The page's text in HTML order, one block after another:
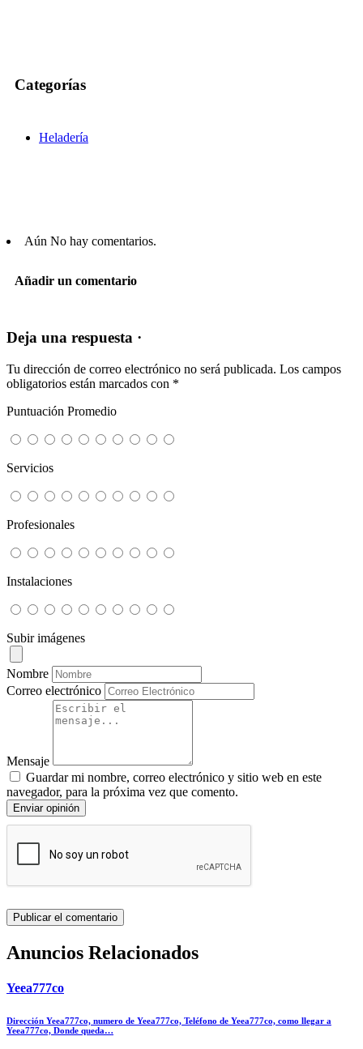
Categorías
Heladería
Aún No hay comentarios.
Añadir un comentario
Deja una respuesta ·
Tu dirección de correo electrónico no será publicada. Los campos
obligatorios están marcados con *
Puntuación Promedio
Servicios
Profesionales
Instalaciones
Subir imágenes
Nombre
Correo electrónico
Mensaje
Guardar mi nombre, correo electrónico y sitio web en este
navegador, para la próxima vez que comento.
Enviar opinión
Anuncios Relacionados
Yeea777co
Dirección Yeea777co, numero de Yeea777co, Teléfono de Yeea777co, como llegar a
Yeea777co, Donde queda…